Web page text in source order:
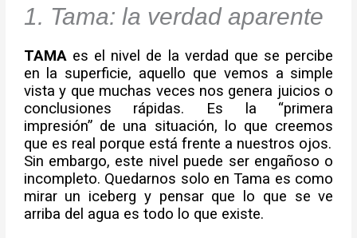
1. Tama: la verdad aparente
TAMAes el nivel de la verdad que se percibe
en la superficie, aquello que vemos a simple
vista y que muchas veces nos genera juicios o
conclusiones rápidas. Es la “primera
impresión” de una situación, lo que creemos
que es real porque está frente a nuestros ojos.
Sin embargo, este nivel puede ser engañoso o
incompleto. Quedarnos solo en Tama es como
mirar un iceberg y pensar que lo que se ve
arriba del agua es todo lo que existe.